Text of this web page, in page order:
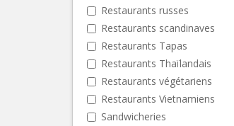
Restaurants russes
Restaurants scandinaves
Restaurants Tapas
Restaurants Thaïlandais
Restaurants végétariens
Restaurants Vietnamiens
Sandwicheries